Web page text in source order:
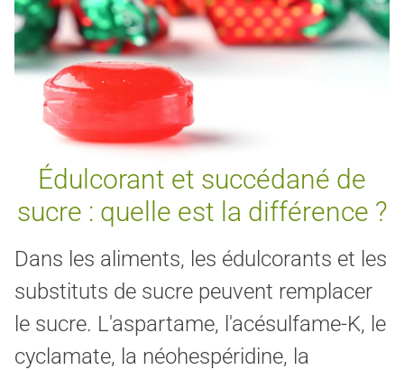
Édulcorant et succédané de
sucre : quelle est la différence ?
Dans les aliments, les édulcorants et les
substituts de sucre peuvent remplacer
le sucre. L'aspartame, l'acésulfame-K, le
cyclamate, la néohespéridine, la